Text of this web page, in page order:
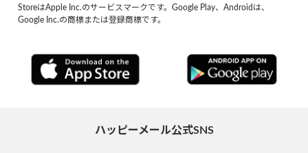
StoreはApple Inc.のサービスマークです。Google Play、Androidは、
Google Inc.の商標または登録商標です。
ハッピーメール公式SNS